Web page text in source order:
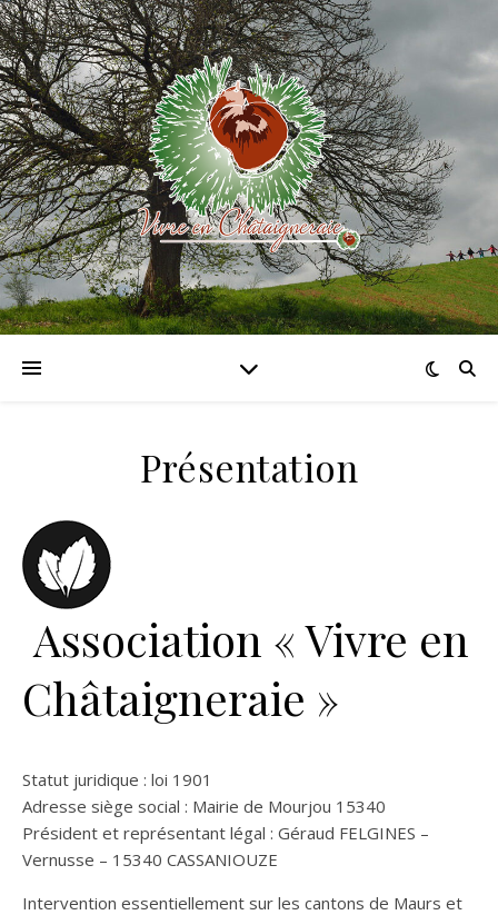
Présentation
Association « Vivre en
Châtaigneraie »
Statut juridique : loi 1901
Adresse siège social : Mairie de Mourjou 15340
Président et représentant légal : Géraud FELGINES –
Vernusse – 15340 CASSANIOUZE
Intervention essentiellement sur les cantons de Maurs et